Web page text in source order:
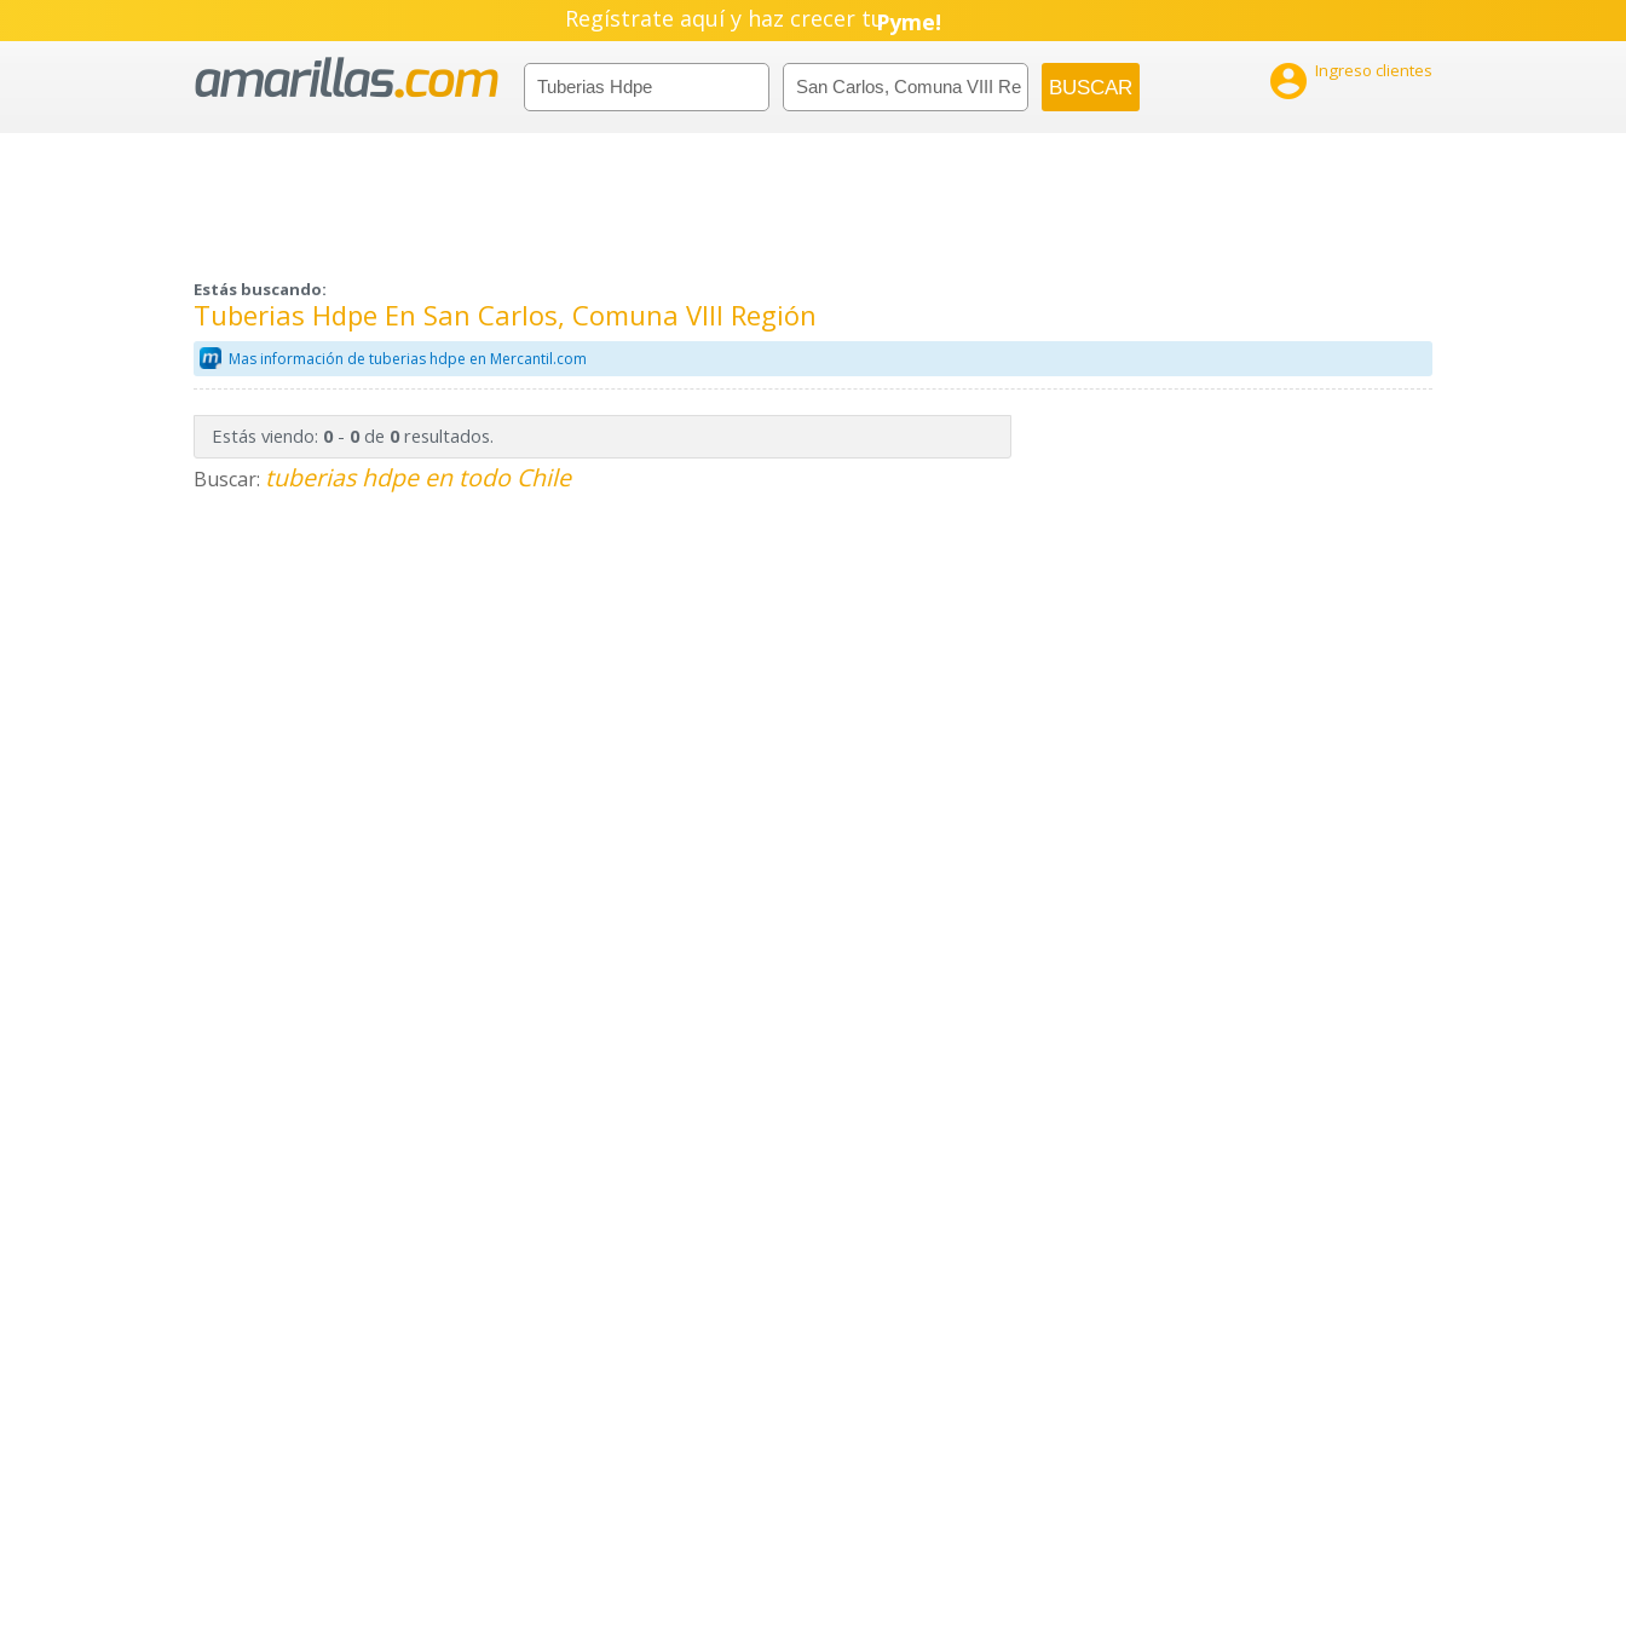
Regístrate aquí y haz crecer tuNegocio!
Pyme!
Emprendimiento!
 Ingreso clientes
Estás buscando:
Tuberias Hdpe En San Carlos, Comuna VIII Región
Mas información de tuberias hdpe en Mercantil.com
Estás viendo: 0- 0de 0resultados.
Buscar: tuberias hdpe en todo Chile